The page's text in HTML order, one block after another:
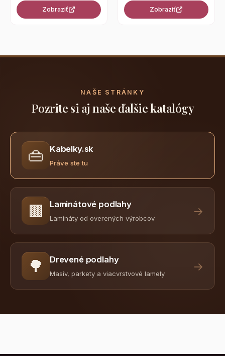
Zobraziť Zobraziť
NAŠE STRÁNKY
Pozrite si aj naše ďalšie katalógy
👜 Kabelky.sk
Práve ste tu
🟫 Laminátové podlahy
Lamináty od overených výrobcov
→
🌳 Drevené podlahy
Masív, parkety a viacvrstvové lamely
→